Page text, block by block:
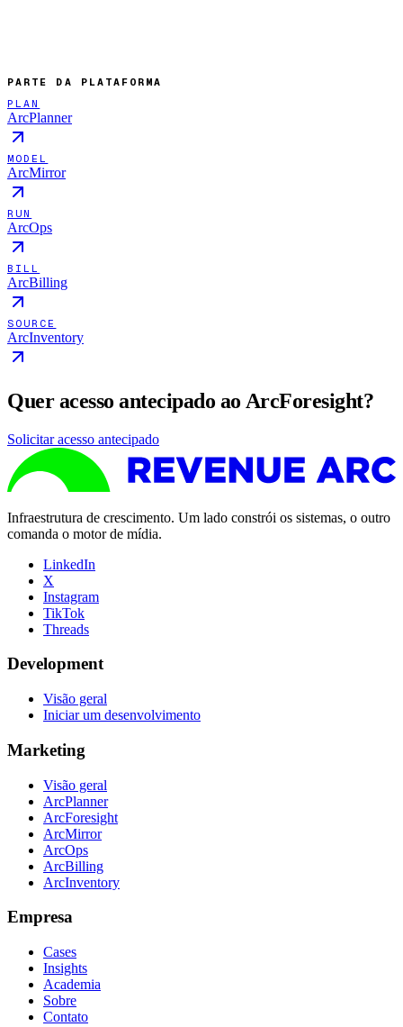
PARTE DA PLATAFORMA
PLAN
ArcPlanner
MODEL
ArcMirror
RUN
ArcOps
BILL
ArcBilling
SOURCE
ArcInventory
Quer acesso antecipado ao ArcForesight?
Solicitar acesso antecipado
Infraestrutura de crescimento. Um lado constrói os sistemas, o outro
comanda o motor de mídia.
LinkedIn
X
Instagram
TikTok
Threads
Development
Visão geral
Iniciar um desenvolvimento
Marketing
Visão geral
ArcPlanner
ArcForesight
ArcMirror
ArcOps
ArcBilling
ArcInventory
Empresa
Cases
Insights
Academia
Sobre
Contato